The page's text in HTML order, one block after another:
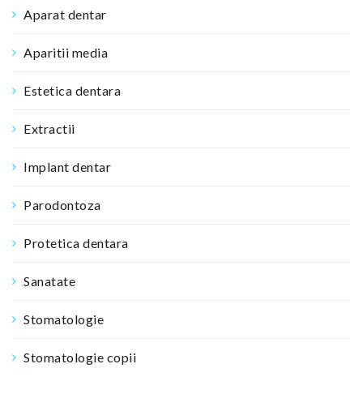
Aparat dentar
Aparitii media
Estetica dentara
Extractii
Implant dentar
Parodontoza
Protetica dentara
Sanatate
Stomatologie
Stomatologie copii